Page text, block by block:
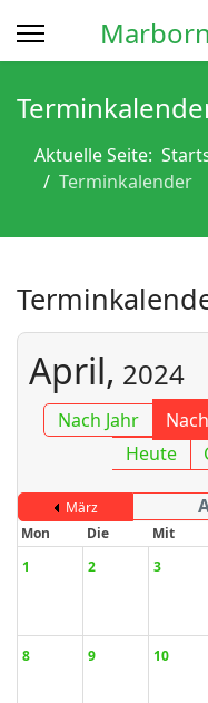
Marborn
Aktuelle Seite:
Terminkalender
April, 2024
Nach Jahr
Heute
März
Mon
Die Mit
1
2 3
8 9 10